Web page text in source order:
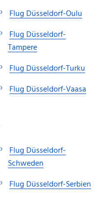
Flug Düsseldorf-Oulu
Flug Düsseldorf-
Tampere
Flug Düsseldorf-Turku
Flug Düsseldorf-Vaasa
Flug Düsseldorf-
Schweden
Flug Düsseldorf-Serbien